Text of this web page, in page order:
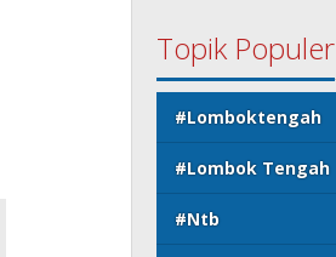
Topik Populer
#Lomboktengah
#Lombok Tengah
#Ntb